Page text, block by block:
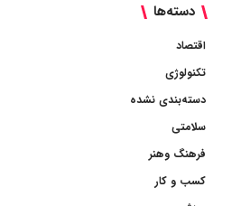
دسته‌ها
اقتصاد
تکنولوژی
دسته‌بندی نشده
سلامتی
فرهنگ وهنر
کسب و کار